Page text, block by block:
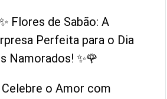
Flores de Sabão: A
Perfeita para o Dia
Namorados! ✨🌹
Celebre o Amor com